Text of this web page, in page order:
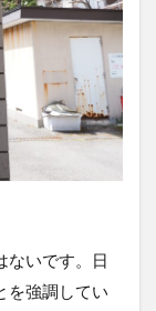
ないです。日
を強調してい